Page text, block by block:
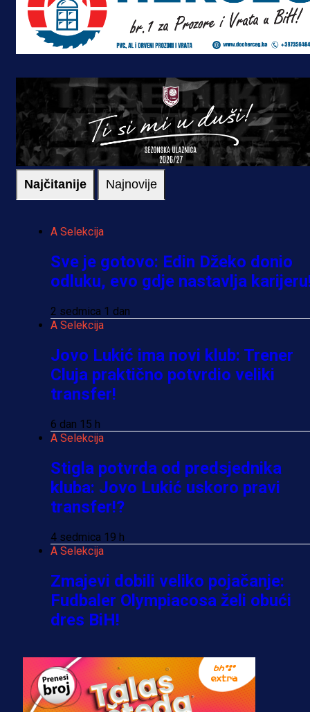
Najčitanije Najnovije
A Selekcija
Sve je gotovo: Edin Džeko donio
odluku, evo gdje nastavlja
2 sedmica 1 dan
A Selekcija
Jovo Lukić ima novi klub: Trener
Cluja praktično potvrdio veliki
transfer!
6 dan 15 h
A Selekcija
Stigla potvrda od predsjednika
kluba: Jovo Lukić uskoro pravi
transfer!?
4 sedmica 19 h
A Selekcija
Zmajevi dobili veliko pojačanje:
Fudbaler Olympiacosa želi obući
dres BiH!
Premijer liga BiH
Misimović priveden: SIPA ga tereti